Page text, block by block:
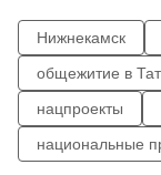
Нижнекамск
общежитие в
нацпроекты
национальные